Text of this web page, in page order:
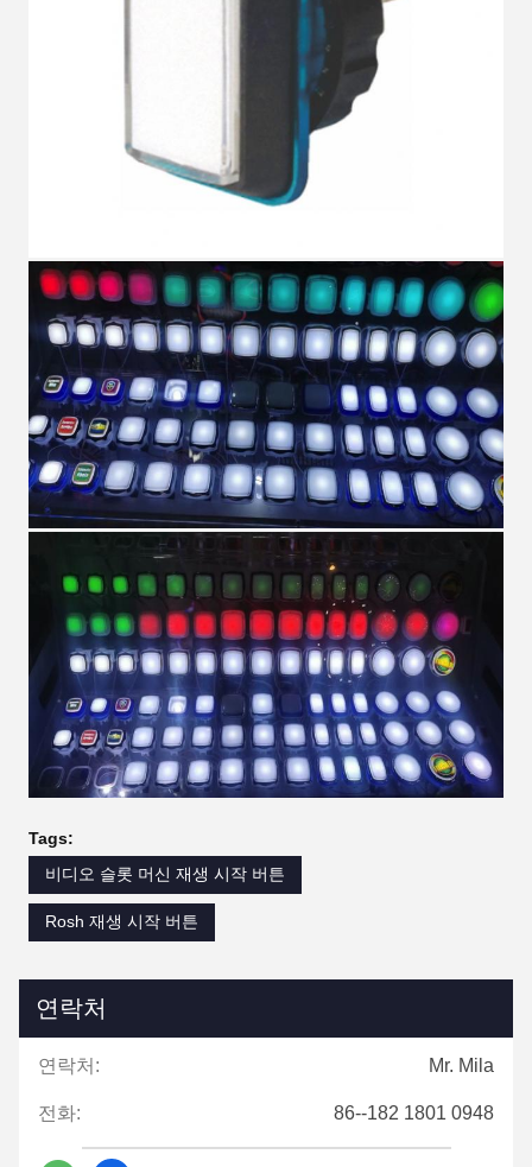
Tags:
비디오 슬롯 머신 재생 시작 버튼
Rosh 재생 시작 버튼
연락처
연락처: Mr. Mila
전화: 86--182 1801 0948